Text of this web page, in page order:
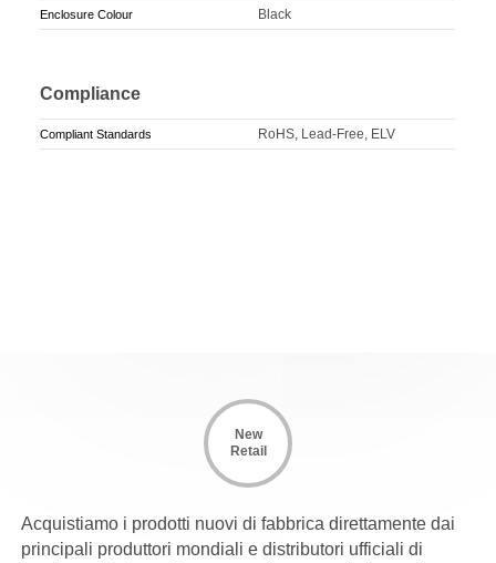
Enclosure Colour Black
Compliance
Compliant Standards RoHS, Lead-Free, ELV
New
Retail
Acquistiamo i prodotti nuovi di fabbrica direttamente dai
principali produttori mondiali e distributori ufficiali di